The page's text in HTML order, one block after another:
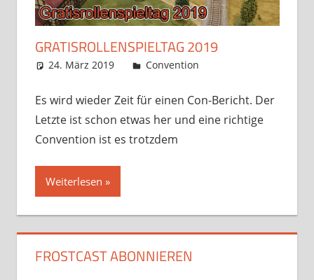
GRATISROLLENSPIELTAG 2019
24. März 2019 Frosty
Convention
Es wird wieder Zeit für einen Con-Bericht. Der
Letzte ist schon etwas her und eine richtige
Convention ist es trotzdem
Weiterlesen
FROSTCAST ABONNIEREN